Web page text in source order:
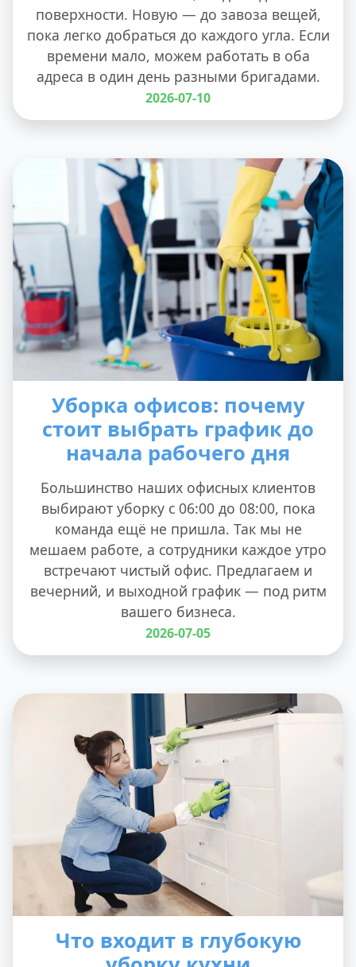
поверхности. Новую — до завоза вещей,
пока легко добраться до каждого угла. Если
времени мало, можем работать в оба
адреса в один день разными бригадами.
2026-07-10
Уборка офисов: почему
стоит выбрать график до
начала рабочего дня
Большинство наших офисных клиентов
выбирают уборку с 06:00 до 08:00, пока
команда ещё не пришла. Так мы не
мешаем работе, а сотрудники каждое утро
встречают чистый офис. Предлагаем и
вечерний, и выходной график — под ритм
вашего бизнеса.
2026-07-05
Что входит в глубокую